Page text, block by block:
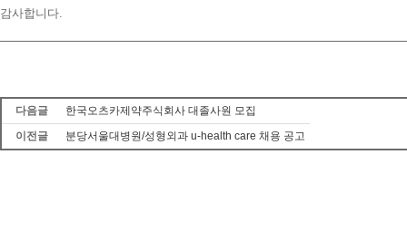
감사합니다.
다음글
한국오츠카제약주식회사 대졸사원 모집
이전글
분당서울대병원/성형외과 u-health care 채용 공고